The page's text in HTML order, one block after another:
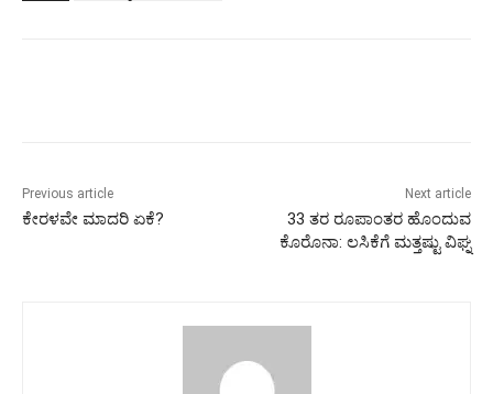
Previous article
ಕೇರಳವೇ ಮಾದರಿ ಏಕೆ?
Next article
33 ತರ ರೂಪಾಂತರ ಹೊಂದುವ
ಕೊರೊನಾ: ಲಸಿಕೆಗೆ ಮತ್ತಷ್ಟು ವಿಘ್ನ